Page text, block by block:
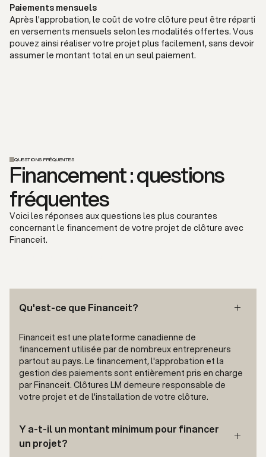
Paiements mensuels
Après l'approbation, le coût de votre clôture peut être réparti
en versements mensuels selon les modalités offertes. Vous
pouvez ainsi réaliser votre projet plus facilement, sans devoir
assumer le montant total en un seul paiement.
QUESTIONS FRÉQUENTES
Financement : questions
fréquentes
Voici les réponses aux questions les plus courantes
concernant le financement de votre projet de clôture avec
Financeit.
Qu'est-ce que Financeit?
Financeit est une plateforme canadienne de
financement utilisée par de nombreux entrepreneurs
partout au pays. Le financement, l'approbation et la
gestion des paiements sont entièrement pris en charge
par Financeit. Clôtures LM demeure responsable de
votre projet et de l'installation de votre clôture.
Y a-t-il un montant minimum pour financer
un projet?